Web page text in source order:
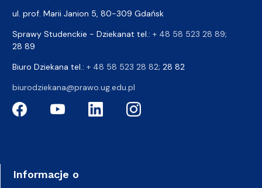
ul. prof. Marii Janion 5, 80-309 Gdańsk
Sprawy Studenckie - Dziekanat tel.: + 48 58 523 28 89;
28 89
Biuro Dziekana tel.: + 48 58 523 28 82; 28 82
biurodziekana@prawo.ug.edu.pl
Informacje o